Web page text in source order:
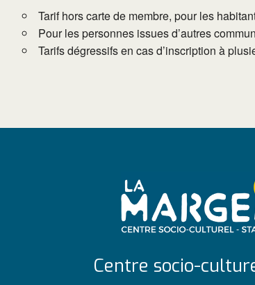
Tarif hors carte de membre, pour les
Pour les personnes issues d’autres
Tarifs dégressifs en cas d’inscription à
Centre socio-